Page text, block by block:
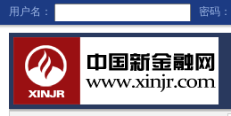
用户名： 密码：